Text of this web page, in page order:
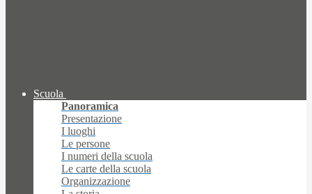
Scuola
Panoramica
Presentazione
I luoghi
Le persone
I numeri della scuola
Le carte della scuola
Organizzazione